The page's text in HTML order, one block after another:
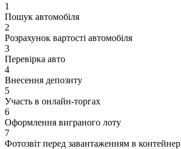
1
Пошук автомобіля
2
Розрахунок вартості автомобіля
3
Перевірка авто
4
Внесення депозиту
5
Участь в онлайн-торгах
6
Оформлення виграного лоту
7
Фотозвіт перед завантаженням в контейнер